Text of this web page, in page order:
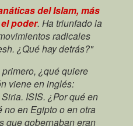
del Islam, más
poder. Ha triunfado la
radicales
¿Qué hay detrás?"
¿qué quiere
viene en inglés:
ISIS. ¿Por qué en
no en Egipto o en otra
que gobernaban eran